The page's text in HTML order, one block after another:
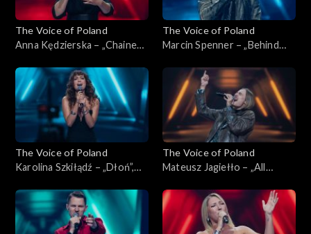
The Voice of Poland
Anna Kędzierska – „Chained
of Poland”, Nokaut, 1
listopada 2025
The Voice of Poland
Marcin Spenner – „Behind
Poland”, Nokaut, 1 listopada
2025
The Voice of Poland
Karolina Szkiłądź – „Dłoń”,
Nokaut, 1 listopada 2025
The Voice of Poland
Mateusz Jagiełło – „All
Poland”, Nokaut, 1 listopada
2025